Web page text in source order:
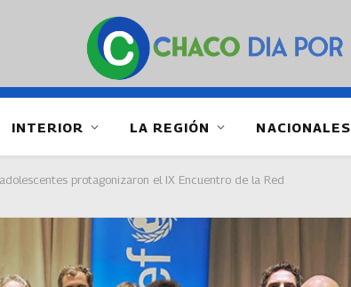
INTERIOR LA REGIÓN NACIONALES
protagonizaron el IX Encuentro de la Red